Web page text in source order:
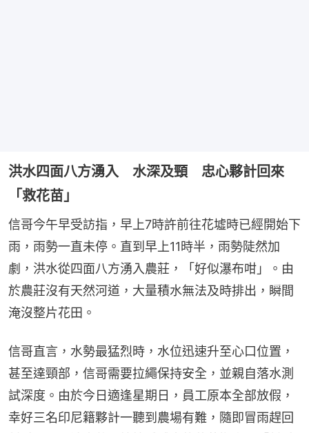
洪水四面八方湧入 水深及頸 忠心夥計回來
「救花苗」
信哥今午早受訪指，早上7時許前往花墟時已經開始下
雨，雨勢一直未停。直到早上11時半，雨勢陡然加
劇，洪水從四面八方湧入農莊，「好似瀑布咁」。由
於農莊沒有天然河道，大量積水無法及時排出，瞬間
淹沒整片花田。
信哥直言，水勢最猛烈時，水位迅速升至心口位置，
甚至達頸部，信哥需要拉繩保持安全，並親自落水測
試深度。由於今日適逢星期日，員工原本全部放假，
幸好三名印尼籍夥計一聽到農場有難，隨即冒雨趕回